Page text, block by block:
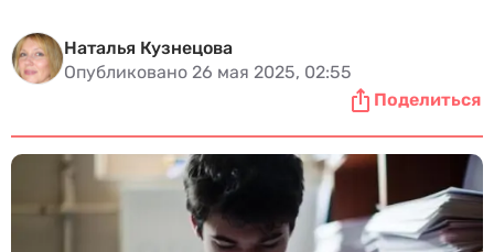
Наталья Кузнецова
Опубликовано 26 мая 2025, 02:55
Поделиться